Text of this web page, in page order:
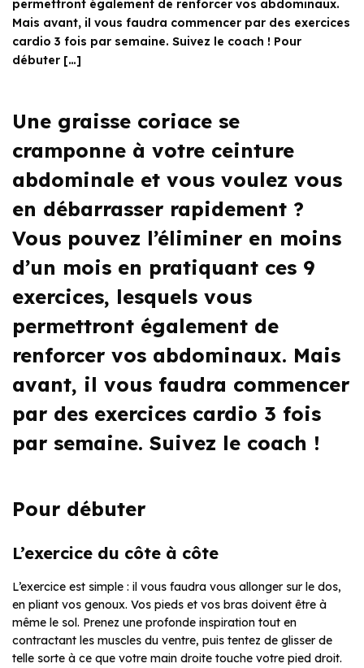
permettront également de renforcer vos abdominaux.
Mais avant, il vous faudra commencer par des exercices
cardio 3 fois par semaine. Suivez le coach ! Pour
débuter […]
Une graisse coriace se
cramponne à votre ceinture
abdominale et vous voulez vous
en débarrasser rapidement ?
Vous pouvez l’éliminer en moins
d’un mois en pratiquant ces 9
exercices, lesquels vous
permettront également de
renforcer vos abdominaux. Mais
avant, il vous faudra commencer
par des exercices cardio 3 fois
par semaine. Suivez le coach !
Pour débuter
L’exercice du côte à côte
L’exercice est simple : il vous faudra vous allonger sur le dos,
en pliant vos genoux. Vos pieds et vos bras doivent être à
même le sol. Prenez une profonde inspiration tout en
contractant les muscles du ventre, puis tentez de glisser de
telle sorte à ce que votre main droite touche votre pied droit.